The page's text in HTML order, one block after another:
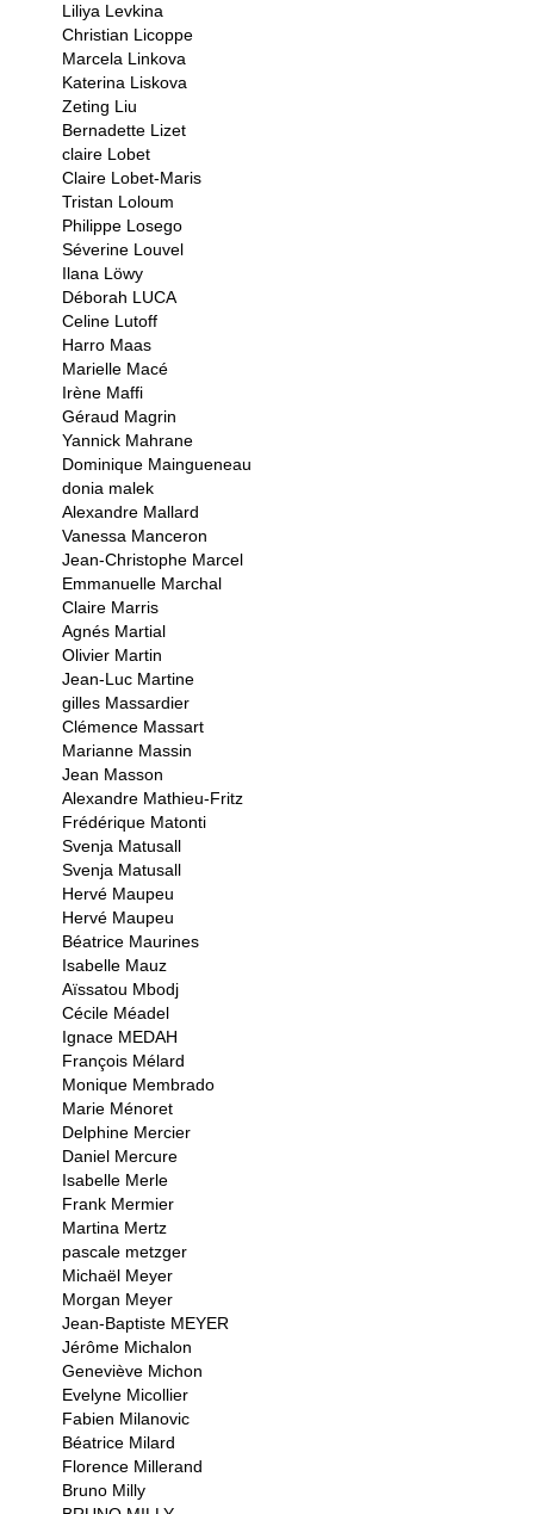
Liliya Levkina
Christian Licoppe
Marcela Linkova
Katerina Liskova
Zeting Liu
Bernadette Lizet
claire Lobet
Claire Lobet-Maris
Tristan Loloum
Philippe Losego
Séverine Louvel
Ilana Löwy
Déborah LUCA
Celine Lutoff
Harro Maas
Marielle Macé
Irène Maffi
Géraud Magrin
Yannick Mahrane
Dominique Maingueneau
donia malek
Alexandre Mallard
Vanessa Manceron
Jean-Christophe Marcel
Emmanuelle Marchal
Claire Marris
Agnés Martial
Olivier Martin
Jean-Luc Martine
gilles Massardier
Clémence Massart
Marianne Massin
Jean Masson
Alexandre Mathieu-Fritz
Frédérique Matonti
Svenja Matusall
Svenja Matusall
Hervé Maupeu
Hervé Maupeu
Béatrice Maurines
Isabelle Mauz
Aïssatou Mbodj
Cécile Méadel
Ignace MEDAH
François Mélard
Monique Membrado
Marie Ménoret
Delphine Mercier
Daniel Mercure
Isabelle Merle
Frank Mermier
Martina Mertz
pascale metzger
Michaël Meyer
Morgan Meyer
Jean-Baptiste MEYER
Jérôme Michalon
Geneviève Michon
Evelyne Micollier
Fabien Milanovic
Béatrice Milard
Florence Millerand
Bruno Milly